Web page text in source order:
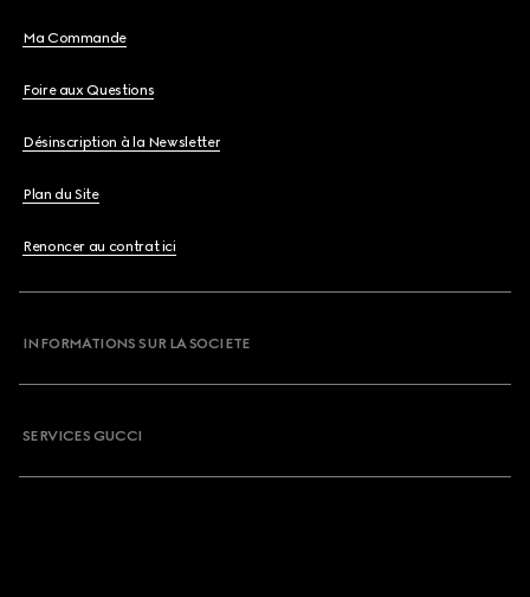
Ma Commande
Foire aux Questions
Désinscription à la Newsletter
Plan du Site
Renoncer au contrat ici
INFORMATIONS SUR LA SOCIETE
SERVICES GUCCI